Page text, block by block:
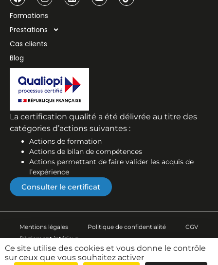
Ce site utilise des cookies et vous donne le contrôle
sur ceux que vous souhaitez activer
Formations
Prestations
Cas clients
Blog
La certification qualité a été délivrée au titre des
catégories d’actions suivantes :
Actions de formation
Actions de bilan de compétences
Actions permettant de faire valider les acquis de
l’expérience
Consulter le certificat
© 2025 – Idéallis | Dernière mise à jour : mars 2026
Mentions légales Politique de confidentialité
CGV
Règlement intérieur